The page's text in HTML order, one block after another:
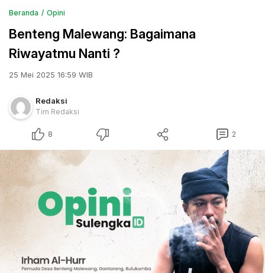
Beranda Opini
Benteng Malewang: Bagaimana
Riwayatmu Nanti ?
25 Mei 2025 16:59 WIB
Redaksi
Tim Redaksi
8 2